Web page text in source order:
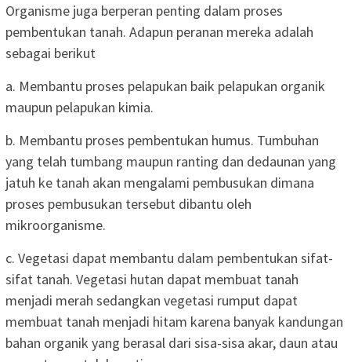
Organisme juga berperan penting dalam proses
pembentukan tanah. Adapun peranan mereka adalah
sebagai berikut
a. Membantu proses pelapukan baik pelapukan organik
maupun pelapukan kimia.
b. Membantu proses pembentukan humus. Tumbuhan
yang telah tumbang maupun ranting dan dedaunan yang
jatuh ke tanah akan mengalami pembusukan dimana
proses pembusukan tersebut dibantu oleh
mikroorganisme.
c. Vegetasi dapat membantu dalam pembentukan sifat-
sifat tanah. Vegetasi hutan dapat membuat tanah
menjadi merah sedangkan vegetasi rumput dapat
membuat tanah menjadi hitam karena banyak kandungan
bahan organik yang berasal dari sisa-sisa akar, daun atau